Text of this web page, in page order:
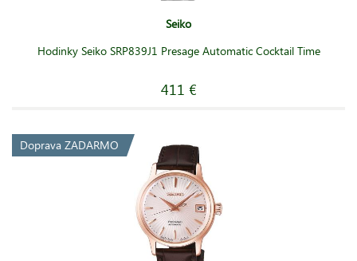
Seiko
Hodinky Seiko SRP839J1 Presage Automatic Cocktail Time
411 €
Doprava ZADARMO